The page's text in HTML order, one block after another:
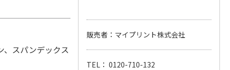
、スパンデックス
販売者：マイプリント株式会社
TEL： 0120-710-132